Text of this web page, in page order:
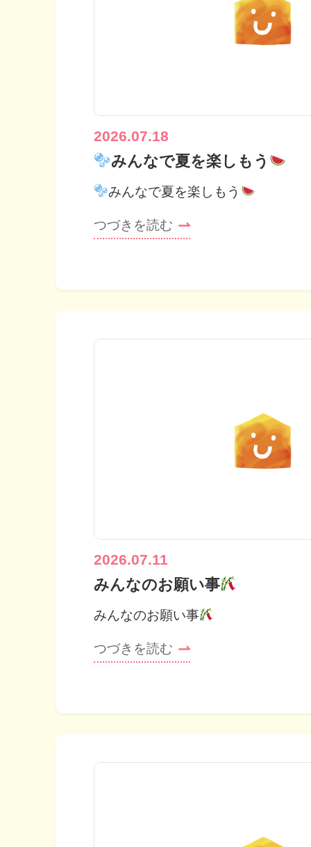
2026.07.18
みんなで夏を楽しもう
みんなで夏を楽しもう
つづきを読む
2026.07.11
みんなのお願い事
みんなのお願い事
つづきを読む